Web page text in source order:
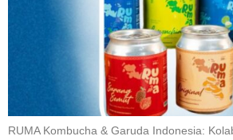
RUMA Kombucha & Garuda Indonesia: